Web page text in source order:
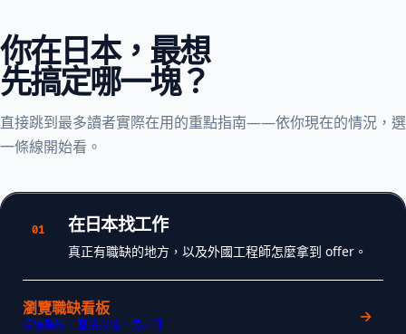
你在日本，最想
先搞定哪一塊？
直接跳到最多讀者實際在用的重點指南——依你現在的情況，選
一條線開始看。
01 在日本找工作
真正有職缺的地方，以及外國工程師怎麼拿到 offer。
瀏覽職缺看板
精選職缺，直接投遞、免註冊 →